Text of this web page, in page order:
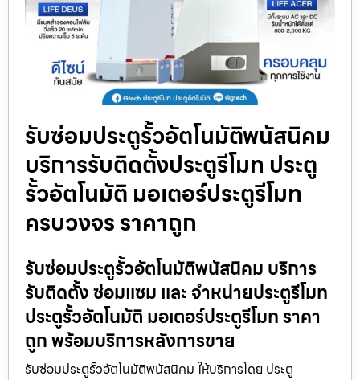
รับซ่อมประตูรั้วอัตโนมัติพนัสนิคม
บริการรับติดตั้งประตูรีโมท ประตู
รั้วอัตโนมัติ มอเตอร์ประตูรีโมท
ครบวงจร ราคาถูก
รับซ่อมประตูรั้วอัตโนมัติพนัสนิคม บริการ
รับติดตั้ง ซ่อมแซม และ จำหน่ายประตูรีโมท
ประตูรั้วอัตโนมัติ มอเตอร์ประตูรีโมท ราคา
ถูก พร้อมบริการหลังการขาย
รับซ่อมประตูรั้วอัตโนมัติพนัสนิคม ให้บริการโดย ประตู